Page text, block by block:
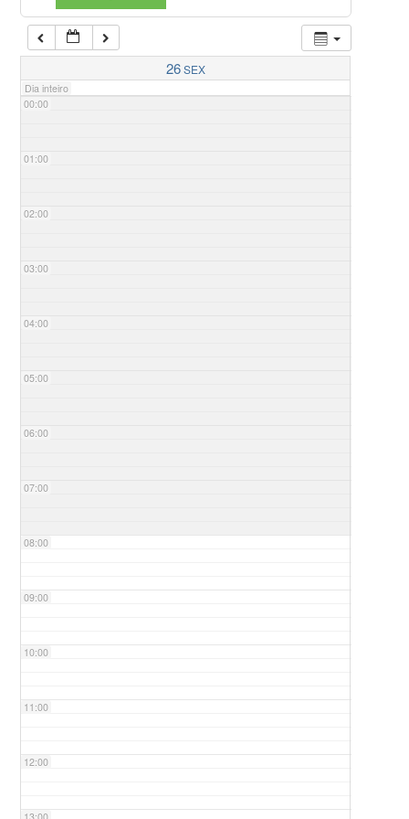
26SEX
Dia inteiro
00:00
01:00
02:00
03:00
04:00
05:00
06:00
07:00
08:00
09:00
10:00
11:00
12:00